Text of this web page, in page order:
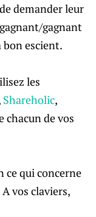
demander leur
gagnant
bon escient.
les
Shareholic,
chacun de vos
ce qui concerne
vos claviers,